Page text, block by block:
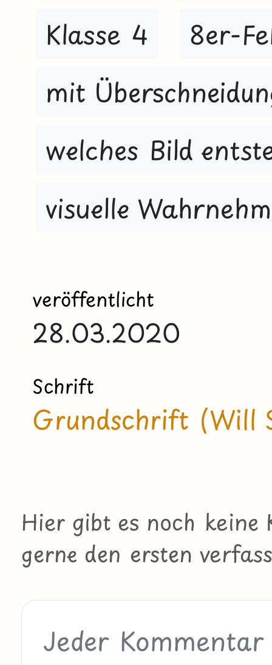
Klasse 4
8er-
mit
welches Bild
visuelle
veröffentlicht
28.03.2020
Schrift
Grundschrift (Will
Hier gibt es noch keine
gerne den ersten